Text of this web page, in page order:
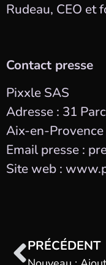
Rudeau, CEO et
Contact presse
Pixxle SAS
Adresse : 31
Aix-en-Provence
Email presse :
Site web :
PRÉCÉDENT